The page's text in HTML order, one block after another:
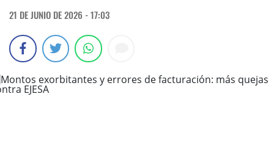
21 DE JUNIO DE 2026 - 17:03